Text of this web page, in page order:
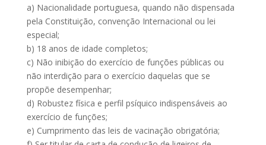
a) Nacionalidade portuguesa, quando não dispensada
pela Constituição, convenção Internacional ou lei
especial;
b) 18 anos de idade completos;
c) Não inibição do exercício de funções públicas ou
não interdição para o exercício daquelas que se
propõe desempenhar;
d) Robustez física e perfil psíquico indispensáveis ao
exercício de funções;
e) Cumprimento das leis de vacinação obrigatória;